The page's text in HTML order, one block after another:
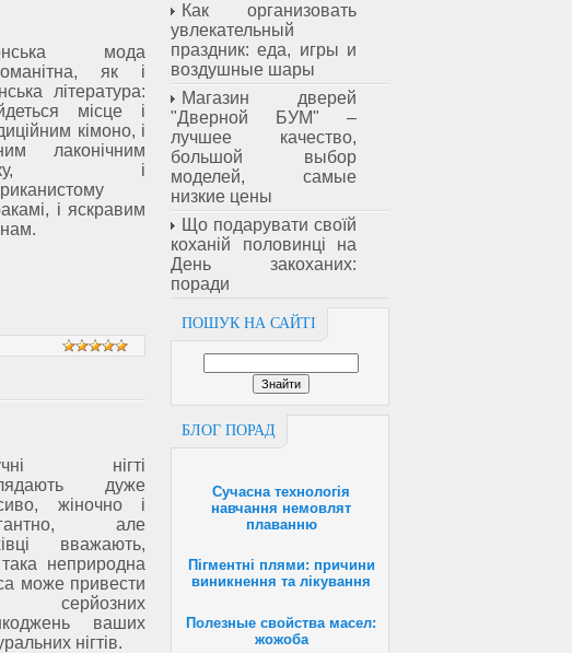
Как организовать
увлекательный
праздник: еда, игры и
воздушные шары
Магазин дверей
"Дверной БУМ" –
лучшее качество,
большой выбор
моделей, самые
низкие цены
Що подарувати своїй
коханій половинці на
День закоханих:
поради
ПОШУК НА САЙТІ
БЛОГ ПОРАД
Сучасна технологія
навчання немовлят
плаванню
Пігментні плями: причини
виникнення та лікування
Полезные свойства масел:
жожоба
мода
як і
література:
місце і
кімоно, і
лаконічним
і
і яскравим
нігті
дуже
жіночно і
але
вважають,
неприродна
може привести
серйозних
ваших
нігтів.